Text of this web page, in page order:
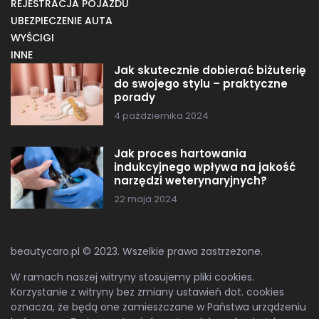
REJESTRACJA POJAZDU
UBEZPIECZENIE AUTA
WYŚCIGI
INNE
Jak skutecznie dobierać biżuterię
do swojego stylu – praktyczne
porady
4 października 2024
Jak proces hartowania
indukcyjnego wpływa na jakość
narzędzi weterynaryjnych?
22 maja 2024
beautycaro.pl © 2023. Wszelkie prawa zastrzeżone.
W ramach naszej witryny stosujemy pliki cookies.
Korzystanie z witryny bez zmiany ustawień dot. cookies
oznacza, że będą one zamieszczane w Państwa urządzeniu